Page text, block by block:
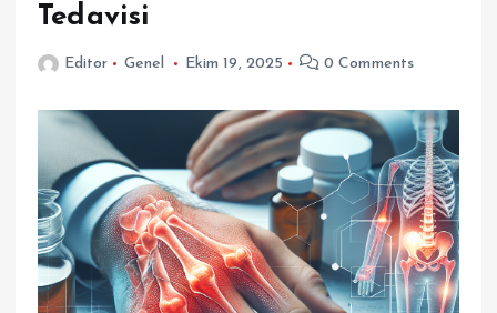
Tedavisi
Editor Genel Ekim 19, 2025 0 Comments